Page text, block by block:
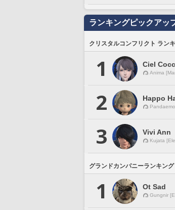
ランキングピックアッ
クリスタルコンフリクト ラン
1 Ciel
Anima
2 Happo
3 Vivi Ann
Kujata
グランドカンパニーランキング
1 Ot Sad
Gungnir